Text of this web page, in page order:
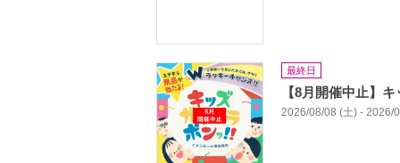
最終日
【8月開催中止】
2026/08/08 (土) - 2026/